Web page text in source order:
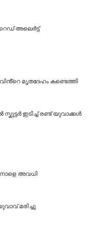
അലെർട്ട്
മൃതദേഹം കണ്ടെത്തി
സ്കൂട്ടർ ഇടിച്ച് രണ്ട് യുവാക്കൾ
അവധി
മരിച്ചു